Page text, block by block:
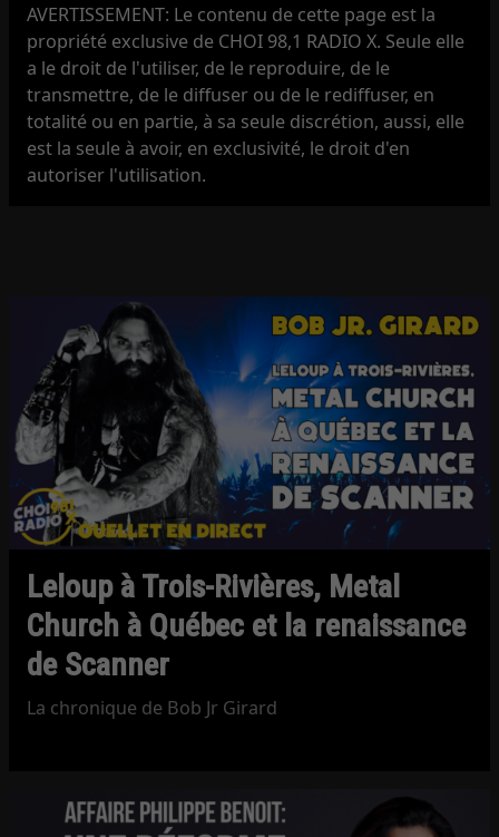
AVERTISSEMENT: Le contenu de cette page est la
propriété exclusive de CHOI 98,1 RADIO X. Seule elle
a le droit de l'utiliser, de le reproduire, de le
transmettre, de le diffuser ou de le rediffuser, en
totalité ou en partie, à sa seule discrétion, aussi, elle
est la seule à avoir, en exclusivité, le droit d'en
autoriser l'utilisation.
Leloup à Trois-Rivières, Metal
Church à Québec et la renaissance
de Scanner
La chronique de Bob Jr Girard